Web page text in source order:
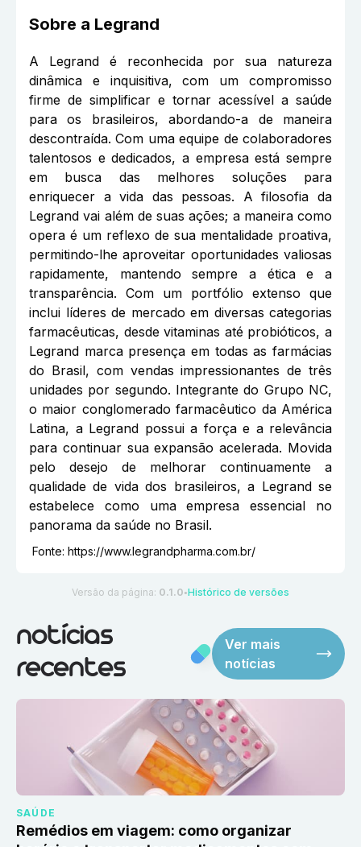
Sobre a Legrand
A Legrand é reconhecida por sua natureza
dinâmica e inquisitiva, com um compromisso
firme de simplificar e tornar acessível a saúde
para os brasileiros, abordando-a de maneira
descontraída. Com uma equipe de colaboradores
talentosos e dedicados, a empresa está sempre
em busca das melhores soluções para
enriquecer a vida das pessoas. A filosofia da
Legrand vai além de suas ações; a maneira como
opera é um reflexo de sua mentalidade proativa,
permitindo-lhe aproveitar oportunidades valiosas
rapidamente, mantendo sempre a ética e a
transparência. Com um portfólio extenso que
inclui líderes de mercado em diversas categorias
farmacêuticas, desde vitaminas até probióticos, a
Legrand marca presença em todas as farmácias
do Brasil, com vendas impressionantes de três
unidades por segundo. Integrante do Grupo NC,
o maior conglomerado farmacêutico da América
Latina, a Legrand possui a força e a relevância
para continuar sua expansão acelerada. Movida
pelo desejo de melhorar continuamente a
qualidade de vida dos brasileiros, a Legrand se
estabelece como uma empresa essencial no
panorama da saúde no Brasil.
Fonte: https://www.legrandpharma.com.br/
Versão da página: 0.1.0 ●Histórico de versões
notícias
recentes
Ver mais
notícias
SAÚDE
Remédios em viagem: como organizar